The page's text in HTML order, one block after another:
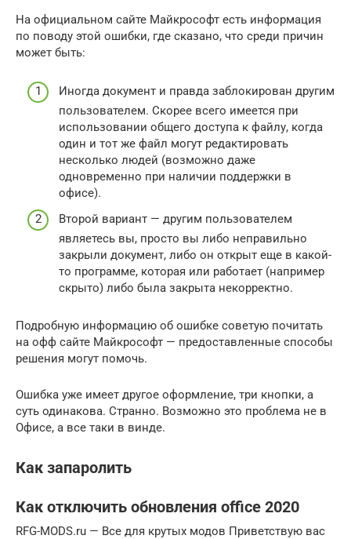
На официальном сайте Майкрософт есть информация
по поводу этой ошибки, где сказано, что среди причин
может быть:
Иногда документ и правда заблокирован другим
пользователем. Скорее всего имеется при
использовании общего доступа к файлу, когда
один и тот же файл могут редактировать
несколько людей (возможно даже
одновременно при наличии поддержки в
офисе).
Второй вариант — другим пользователем
являетесь вы, просто вы либо неправильно
закрыли документ, либо он открыт еще в какой-
то программе, которая или работает (например
скрыто) либо была закрыта некорректно.
Подробную информацию об ошибке советую почитать
на офф сайте Майкрософт — предоставленные способы
решения могут помочь.
Ошибка уже имеет другое оформление, три кнопки, а
суть одинакова. Странно. Возможно это проблема не в
Офисе, а все таки в винде.
Как запаролить
Как отключить обновления office 2020
RFG-MODS.ru — Все для крутых модов Приветствую вас